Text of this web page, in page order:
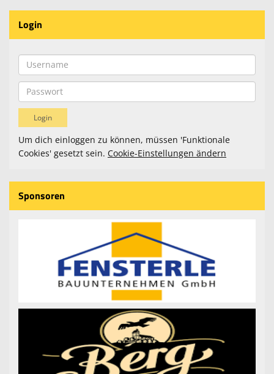
Login
Um dich einloggen zu können, müssen 'Funktionale
Cookies' gesetzt sein. Cookie-Einstellungen ändern
Sponsoren